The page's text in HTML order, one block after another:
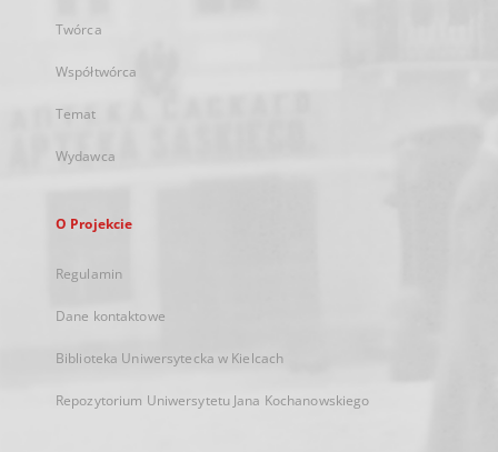
Twórca
Współtwórca
Temat
Wydawca
O Projekcie
Regulamin
Dane kontaktowe
Biblioteka Uniwersytecka w Kielcach
Repozytorium Uniwersytetu Jana Kochanowskiego